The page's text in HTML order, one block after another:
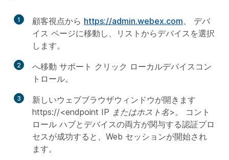
1 顧客視点から https:/​/​admin.webex.com、 デバ
イス ページに移動し、リストからデバイスを選択
します。
2 へ移動 サポート クリック ローカルデバイスコン
トロール。
3
新しいウェブブラウザウィンドウが開きます
https://<endpoint IP またはホスト名>。 コント
ロール ハブとデバイスの両方が関与する認証プロ
セスが成功すると、Web セッションが開始され
ます。